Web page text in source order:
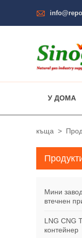

У ДОМА
къща >
Мини
втечнен
LNG CNG
контейнер